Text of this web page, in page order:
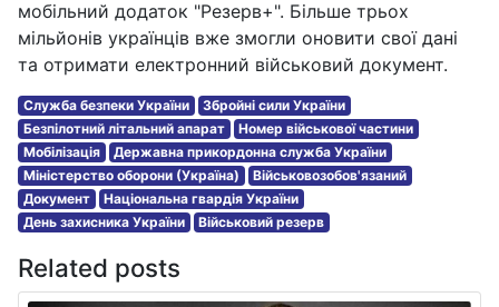
мобільний додаток "Резерв+". Більше трьох
мільйонів українців вже змогли оновити свої дані
та отримати електронний військовий документ.
Служба безпеки України
Збройні сили України
Безпілотний літальний апарат
Номер військової частини
Мобілізація
Державна прикордонна служба України
Міністерство оборони (Україна)
Військовозобов'язаний
Документ
Національна гвардія України
День захисника України
Військовий резерв
Related posts